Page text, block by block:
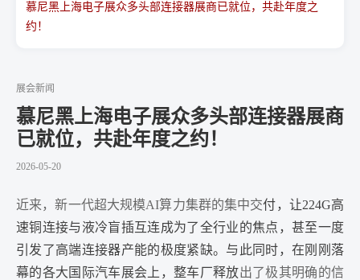
慕尼黑上海电子展众多头部连接器展商已就位，共赴年度之
约！
展会新闻
慕尼黑上海电子展众多头部连接器展商
已就位，共赴年度之约！
2026-05-20
近来，新一代超大规模AI算力集群的集中交付，让224G高
速铜连接与液冷盲插互连成为了全行业的焦点，甚至一度
引发了高端连接器产能的极度紧缺。与此同时，在刚刚落
幕的各大国际汽车展会上，整车厂释放出了极其明确的信